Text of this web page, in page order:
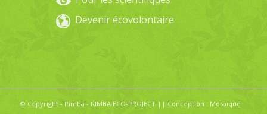
Devenir écovolontaire
© Copyright - Rimba - RIMBA ECO-PROJECT || Conception : Mosaïque